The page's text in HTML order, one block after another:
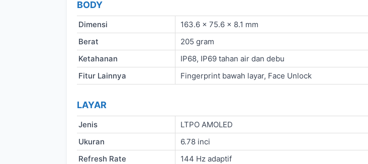
BODY
Dimensi
163.6 x 75.6 x 8.1 mm
Berat
205 gram
Ketahanan
IP68, IP69 tahan air dan debu
Fitur Lainnya
Fingerprint bawah layar, Face Unlock
LAYAR
Jenis
LTPO AMOLED
Ukuran
6.78 inci
Refresh Rate
144 Hz adaptif